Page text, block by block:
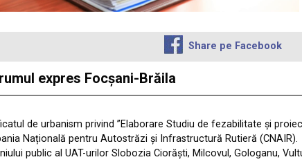
Share pe Facebook
expres Focșani-Brăila
de urbanism privind ”Elaborare Studiu de fezabilitate și
Națională pentru Autostrăzi și Infrastructură Rutieră (CNAIR).
public al UAT-urilor Slobozia Ciorăști, Milcovul, Gologanu,